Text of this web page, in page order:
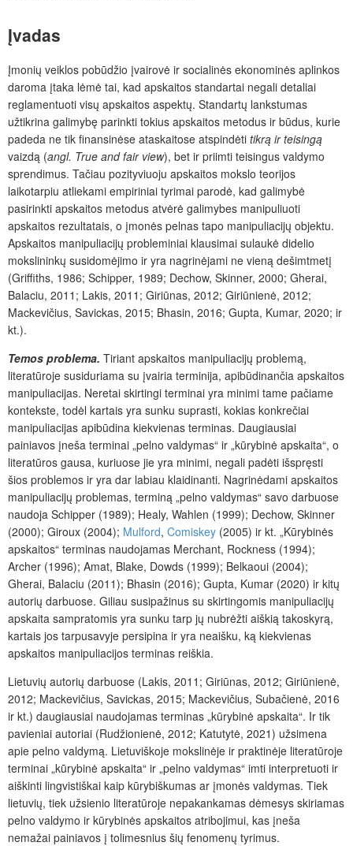
Įvadas
Įmonių veiklos pobūdžio įvairovė ir socialinės ekonominės aplinkos
daroma įtaka lėmė tai, kad apskaitos standartai negali detaliai
reglamentuoti visų apskaitos aspektų. Standartų lankstumas
užtikrina galimybę parinkti tokius apskaitos metodus ir būdus, kurie
padeda ne tik finansinėse ataskaitose atspindėti tikrą ir teisingą
vaizdą (angl. True and fair view), bet ir priimti teisingus valdymo
sprendimus. Tačiau pozityviuoju apskaitos mokslo teorijos
laikotarpiu atliekami empiriniai tyrimai parodė, kad galimybė
pasirinkti apskaitos metodus atvėrė galimybes manipuliuoti
apskaitos rezultatais, o įmonės pelnas tapo manipuliacijų objektu.
Apskaitos manipuliacijų probleminiai klausimai sulaukė didelio
mokslininkų susidomėjimo ir yra nagrinėjami ne vieną dešimtmetį
(Griffiths, 1986; Schipper, 1989; Dechow, Skinner, 2000; Gherai,
Balaciu, 2011; Lakis, 2011; Giriūnas, 2012; Giriūnienė, 2012;
Mackevičius, Savickas, 2015; Bhasin, 2016; Gupta, Kumar, 2020; ir
kt.).
Temos problema. Tiriant apskaitos manipuliacijų problemą,
literatūroje susiduriama su įvairia terminija, apibūdinančia apskaitos
manipuliacijas. Neretai skirtingi terminai yra minimi tame pačiame
kontekste, todėl kartais yra sunku suprasti, kokias konkrečiai
manipuliacijas apibūdina kiekvienas terminas. Daugiausiai
painiavos įneša terminai „pelno valdymas“ ir „kūrybinė apskaita“, o
literatūros gausa, kuriuose jie yra minimi, negali padėti išspręsti
šios problemos ir yra dar labiau klaidinanti. Nagrinėdami apskaitos
manipuliacijų problemas, terminą „pelno valdymas“ savo darbuose
naudoja Schipper (1989); Healy, Wahlen (1999); Dechow, Skinner
(2000); Giroux (2004); Mulford, Comiskey (2005) ir kt. „Kūrybinės
apskaitos“ terminas naudojamas Merchant, Rockness (1994);
Archer (1996); Amat, Blake, Dowds (1999); Belkaoui (2004);
Gherai, Balaciu (2011); Bhasin (2016); Gupta, Kumar (2020) ir kitų
autorių darbuose. Giliau susipažinus su skirtingomis manipuliacijų
apskaita sampratomis yra sunku tarp jų nubrėžti aiškią takoskyrą,
kartais jos tarpusavyje persipina ir yra neaišku, ką kiekvienas
apskaitos manipuliacijos terminas reiškia.
Lietuvių autorių darbuose (Lakis, 2011; Giriūnas, 2012; Giriūnienė,
2012; Mackevičius, Savickas, 2015; Mackevičius, Subačienė, 2016
ir kt.) daugiausiai naudojamas terminas „kūrybinė apskaita“. Ir tik
pavieniai autoriai (Rudžionienė, 2012; Katutytė, 2021) užsimena
apie pelno valdymą. Lietuviškoje mokslinėje ir praktinėje literatūroje
terminai „kūrybinė apskaita“ ir „pelno valdymas“ imti interpretuoti ir
aiškinti lingvistiškai kaip kūrybiškumas ar įmonės valdymas. Tiek
lietuvių, tiek užsienio literatūroje nepakankamas dėmesys skiriamas
pelno valdymo ir kūrybinės apskaitos atribojimui, kas įneša
nemažai painiavos į tolimesnius šių fenomenų tyrimus.